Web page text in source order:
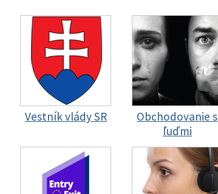
Vestník vlády SR
Obchodovanie s
ľuďmi